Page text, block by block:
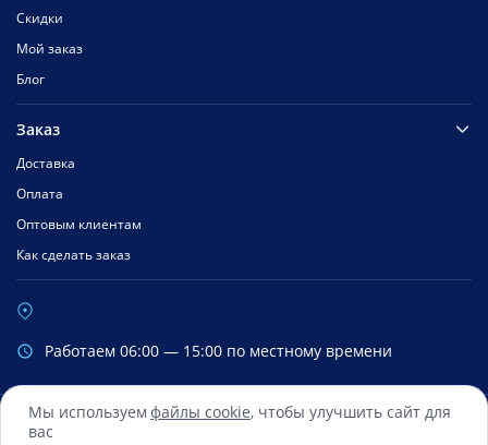
Мы используем файлы cookie, чтобы улучшить сайт для
вас
Скидки
Мой заказ
Блог
Заказ
Доставка
Оплата
Оптовым клиентам
Как сделать заказ
Работаем 06:00 — 15:00 по местному времени
Сбербанк